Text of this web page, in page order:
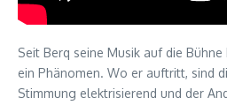
Seit Berq seine Musik auf die
ein Phänomen. Wo er auftritt, sind
Stimmung elektrisierend und der